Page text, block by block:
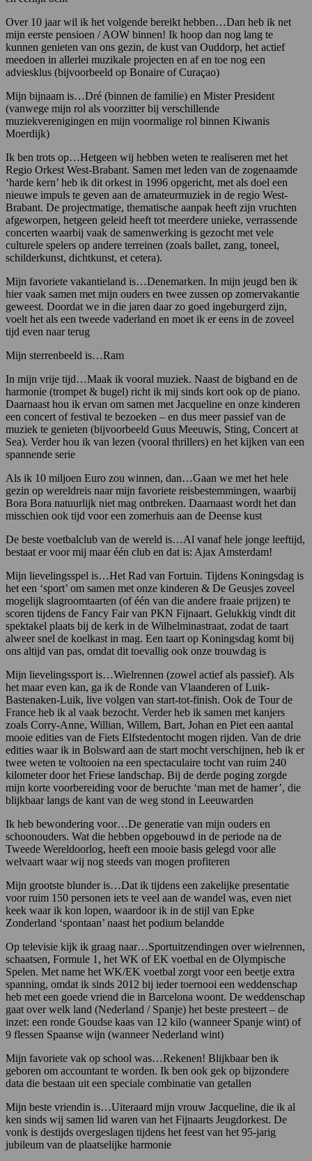
Over 10 jaar wil ik het volgende bereikt hebben…Dan heb ik net
mijn eerste pensioen / AOW binnen! Ik hoop dan nog lang te
kunnen genieten van ons gezin, de kust van Ouddorp, het actief
meedoen in allerlei muzikale projecten en af en toe nog een
adviesklus (bijvoorbeeld op Bonaire of Curaçao)
Mijn bijnaam is…Dré (binnen de familie) en Mister President
(vanwege mijn rol als voorzitter bij verschillende
muziekverenigingen en mijn voormalige rol binnen Kiwanis
Moerdijk)
Ik ben trots op…Hetgeen wij hebben weten te realiseren met het
Regio Orkest West-Brabant. Samen met leden van de zogenaamde
‘harde kern’ heb ik dit orkest in 1996 opgericht, met als doel een
nieuwe impuls te geven aan de amateurmuziek in de regio West-
Brabant. De projectmatige, thematische aanpak heeft zijn vruchten
afgeworpen, hetgeen geleid heeft tot meerdere unieke, verrassende
concerten waarbij vaak de samenwerking is gezocht met vele
culturele spelers op andere terreinen (zoals ballet, zang, toneel,
schilderkunst, dichtkunst, et cetera).
Mijn favoriete vakantieland is…Denemarken. In mijn jeugd ben ik
hier vaak samen met mijn ouders en twee zussen op zomervakantie
geweest. Doordat we in die jaren daar zo goed ingeburgerd zijn,
voelt het als een tweede vaderland en moet ik er eens in de zoveel
tijd even naar terug
Mijn sterrenbeeld is…Ram
In mijn vrije tijd…Maak ik vooral muziek. Naast de bigband en de
harmonie (trompet & bugel) richt ik mij sinds kort ook op de piano.
Daarnaast hou ik ervan om samen met Jacqueline en onze kinderen
een concert of festival te bezoeken – en dus meer passief van de
muziek te genieten (bijvoorbeeld Guus Meeuwis, Sting, Concert at
Sea). Verder hou ik van lezen (vooral thrillers) en het kijken van een
spannende serie
Als ik 10 miljoen Euro zou winnen, dan…Gaan we met het hele
gezin op wereldreis naar mijn favoriete reisbestemmingen, waarbij
Bora Bora natuurlijk niet mag ontbreken. Daarnaast wordt het dan
misschien ook tijd voor een zomerhuis aan de Deense kust
De beste voetbalclub van de wereld is…Al vanaf hele jonge leeftijd,
bestaat er voor mij maar één club en dat is: Ajax Amsterdam!
Mijn lievelingsspel is…Het Rad van Fortuin. Tijdens Koningsdag is
het een ‘sport’ om samen met onze kinderen & De Geusjes zoveel
mogelijk slagroomtaarten (of één van die andere fraaie prijzen) te
scoren tijdens de Fancy Fair van PKN Fijnaart. Gelukkig vindt dit
spektakel plaats bij de kerk in de Wilhelminastraat, zodat de taart
alweer snel de koelkast in mag. Een taart op Koningsdag komt bij
ons altijd van pas, omdat dit toevallig ook onze trouwdag is
Mijn lievelingssport is…Wielrennen (zowel actief als passief). Als
het maar even kan, ga ik de Ronde van Vlaanderen of Luik-
Bastenaken-Luik, live volgen van start-tot-finish. Ook de Tour de
France heb ik al vaak bezocht. Verder heb ik samen met kanjers
zoals Corry-Anne, Willian, Willem, Bart, Johan en Piet een aantal
mooie edities van de Fiets Elfstedentocht mogen rijden. Van de drie
edities waar ik in Bolsward aan de start mocht verschijnen, heb ik er
twee weten te voltooien na een spectaculaire tocht van ruim 240
kilometer door het Friese landschap. Bij de derde poging zorgde
mijn korte voorbereiding voor de beruchte ‘man met de hamer’, die
blijkbaar langs de kant van de weg stond in Leeuwarden
Ik heb bewondering voor…De generatie van mijn ouders en
schoonouders. Wat die hebben opgebouwd in de periode na de
Tweede Wereldoorlog, heeft een mooie basis gelegd voor alle
welvaart waar wij nog steeds van mogen profiteren
Mijn grootste blunder is…Dat ik tijdens een zakelijke presentatie
voor ruim 150 personen iets te veel aan de wandel was, even niet
keek waar ik kon lopen, waardoor ik in de stijl van Epke
Zonderland ‘spontaan’ naast het podium belandde
Op televisie kijk ik graag naar…Sportuitzendingen over wielrennen,
schaatsen, Formule 1, het WK of EK voetbal en de Olympische
Spelen. Met name het WK/EK voetbal zorgt voor een beetje extra
spanning, omdat ik sinds 2012 bij ieder toernooi een weddenschap
heb met een goede vriend die in Barcelona woont. De weddenschap
gaat over welk land (Nederland / Spanje) het beste presteert – de
inzet: een ronde Goudse kaas van 12 kilo (wanneer Spanje wint) of
9 flessen Spaanse wijn (wanneer Nederland wint)
Mijn favoriete vak op school was…Rekenen! Blijkbaar ben ik
geboren om accountant te worden. Ik ben ook gek op bijzondere
data die bestaan uit een speciale combinatie van getallen
Mijn beste vriendin is…Uiteraard mijn vrouw Jacqueline, die ik al
ken sinds wij samen lid waren van het Fijnaarts Jeugdorkest. De
vonk is destijds overgeslagen tijdens het feest van het 95-jarig
jubileum van de plaatselijke harmonie